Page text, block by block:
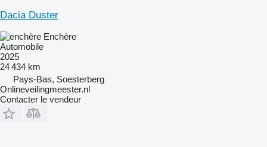
Dacia Duster
Enchère
Automobile
2025
24 434 km
Pays-Bas, Soesterberg
Onlineveilingmeester.nl
Contacter le vendeur